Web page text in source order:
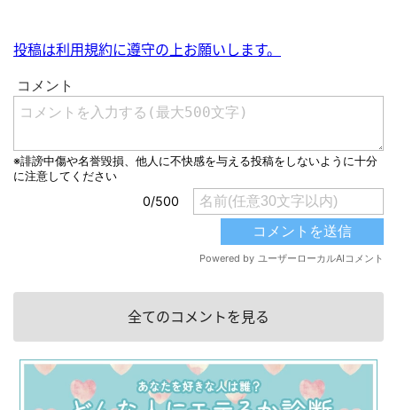
投稿は利用規約に遵守の上お願いします。
全てのコメントを見る